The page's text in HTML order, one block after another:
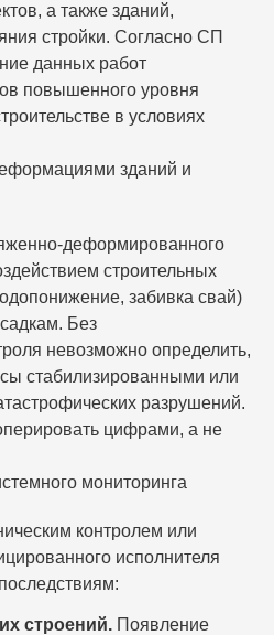
а также зданий,
стройки. Согласно СП
данных работ
повышенного уровня
в условиях
зданий и
деформированного
строительных
забивка свай)
Без
невозможно определить,
стабилизированными или
разрушений.
цифрами, а не
мониторинга
контролем или
исполнителя
строений.Появление